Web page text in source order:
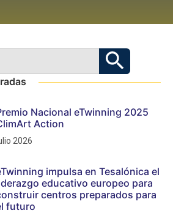
Nacional eTwinning 2025
Action
2026
impulsa en Tesalónica el
educativo europeo para
centros preparados para
futuro